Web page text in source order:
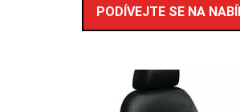
PODÍVEJTE SE NA